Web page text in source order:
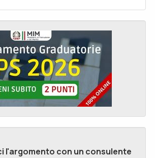
l'argomento con un consulente